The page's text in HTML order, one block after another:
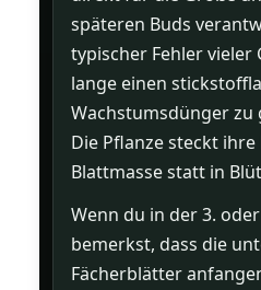
späteren Buds
typischer Fehler vieler
lange einen
Wachstumsdünger zu
Die Pflanze steckt
Blattmasse statt in
Wenn du in der 3.
bemerkst, dass die
Fächerblätter